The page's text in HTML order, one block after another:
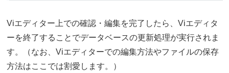
Viエディター上での確認・編集を完了したら、Viエディタ
ーを終了することでデータベースの更新処理が実行されま
す。（なお、Viエディターでの編集方法やファイルの保存
方法はここでは割愛します。）